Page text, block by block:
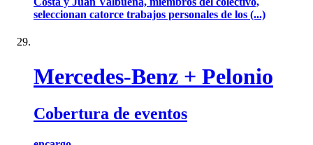
seleccionan catorce trabajos personales de los (...)
Mercedes-Benz + Pelonio
Cobertura de eventos